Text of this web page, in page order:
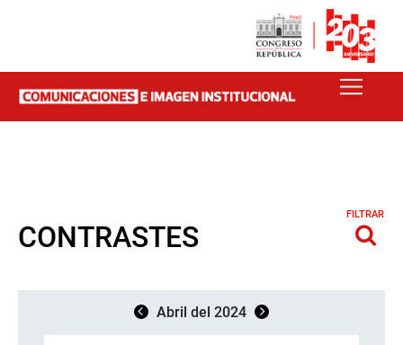
CONTRASTES
FILTRAR
Abril del 2024